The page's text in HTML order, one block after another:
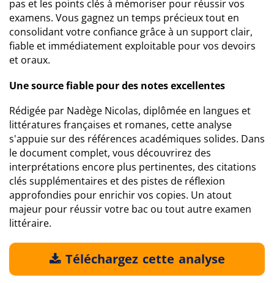
pas et les points clés à mémoriser pour réussir vos
examens. Vous gagnez un temps précieux tout en
consolidant votre confiance grâce à un support clair,
fiable et immédiatement exploitable pour vos devoirs
et oraux.
Une source fiable pour des notes excellentes
Rédigée par Nadège Nicolas, diplômée en langues et
littératures françaises et romanes, cette analyse
s'appuie sur des références académiques solides. Dans
le document complet, vous découvrirez des
interprétations encore plus pertinentes, des citations
clés supplémentaires et des pistes de réflexion
approfondies pour enrichir vos copies. Un atout
majeur pour réussir votre bac ou tout autre examen
littéraire.
Téléchargez cette analyse